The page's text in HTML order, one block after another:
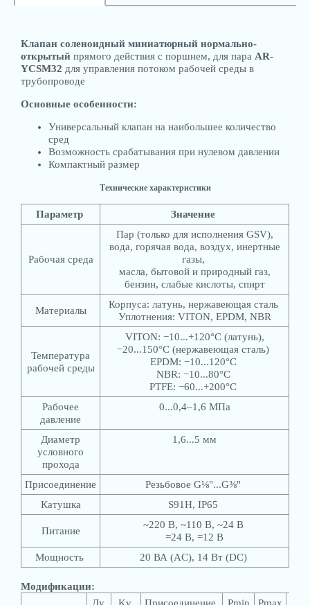
Клапан соленоидный миниатюрный нормально-
открытый прямого действия с поршнем, для пара AR-
YCSM32 для управления потоком рабочей среды в
трубопроводе
Основные особенности:
Универсальный клапан на наибольшее количество
сред
Возможность срабатывания при нулевом давлении
Компактный размер
Технические характеристики
Параметр Значение
Рабочая среда
Пар (только для исполнения GSV),
вода, горячая вода, воздух, инертные
газы,
масла, бытовой и природный газ,
бензин, слабые кислоты, спирт
Материалы
Корпуса: латунь, нержавеющая сталь
Уплотнения: VITON, EPDM, NBR
Температура
рабочей среды
VITON: −10...+120°С (латунь),
−20...150°С (нержавеющая сталь)
EPDM: −10...120°С
NBR: −10...80°С
PTFE: −60...+200°С
Рабочее
давление
0...0,4–1,6 МПа
Диаметр
условного
прохода
1,6...5 мм
Присоединение
Резьбовое G⅛"...G⅜"
Катушка
S91H, IP65
Питание
~220 В, ~110 В, ~24 В
=24 В, =12 В
Мощность
20 ВА (AC), 14 Вт (DC)
Модификации: